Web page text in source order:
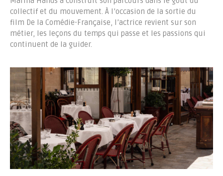
collectif et du mouvement. À l’occasion de la sortie du
film De la Comédie-Française, l’actrice revient sur son
métier, les leçons du temps qui passe et les passions qui
continuent de la guider.